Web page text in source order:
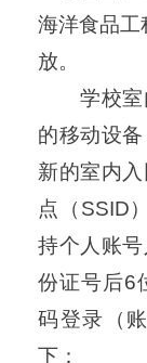
海洋食品工
放。
学校室内
的移动设
新的室内
点（SSID
持个人账
份证号后6
码登录（
下：